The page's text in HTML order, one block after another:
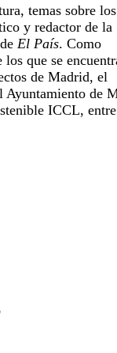
temas sobre
y redactor de la
El País. Como
que se
de Madrid, el
Ayuntamiento de
ICCL, entre